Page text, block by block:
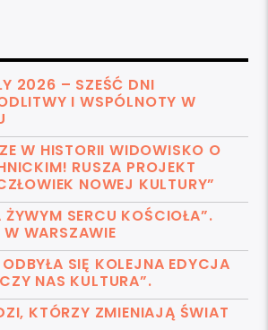
2026 – SZEŚĆ DNI
I WSPÓLNOTY W
W HISTORII WIDOWISKO O
RUSZA PROJEKT
NOWEJ KULTURY”
SERCU KOŚCIOŁA”.
WARSZAWIE
SIĘ KOLEJNA EDYCJA
NAS KULTURA”.
KTÓRZY ZMIENIAJĄ ŚWIAT